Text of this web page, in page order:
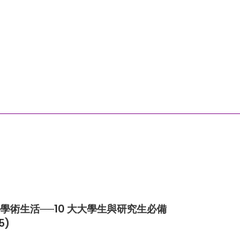
術生活──10 大大學生與研究生必備